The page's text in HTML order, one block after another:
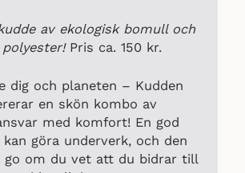
av ekologisk bomull och
Pris ca. 150 kr.
dig och planeten – Kudden
en skön kombo av
med komfort! En god
göra underverk, och den
go om du vet att du bidrar till